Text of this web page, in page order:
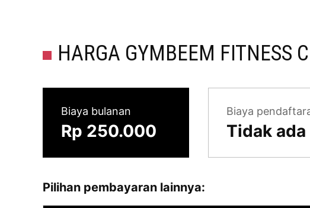
HARGA GYMBEEM FITNESS
Biaya bulanan
Rp 250.000
Biaya
Tidak ada
Pilihan pembayaran lainnya: